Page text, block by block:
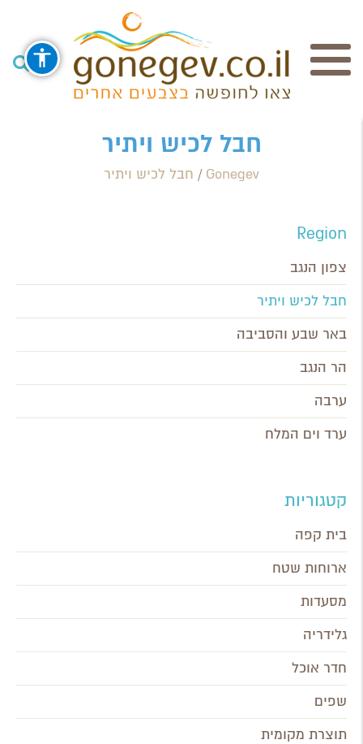
חיפוש
Search Category / Business
Region / Settlement
חבל לכיש ויתיר
Gonegev
/ חבל לכיש ויתיר
Region
צפון הנגב
חבל לכיש ויתיר
באר שבע והסביבה
הר הנגב
ערבה
ערד וים המלח
קטגוריות
בית קפה
ארוחות שטח
מסעדות
גלידריה
חדר אוכל
שפים
תוצרת מקומית